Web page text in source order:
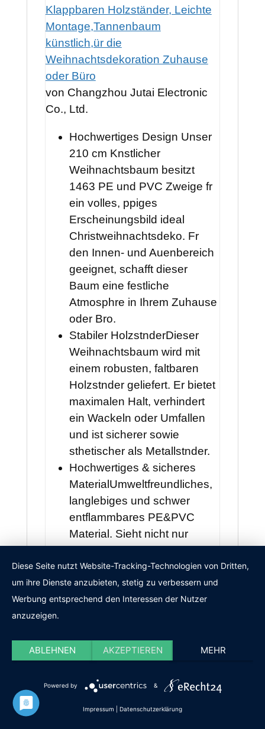
Klappbaren Holzständer, Leichte
Montage,Tannenbaum
künstlich,ür die
Weihnachtsdekoration Zuhause
oder Büro
von Changzhou Jutai Electronic
Co., Ltd.
Hochwertiges Design Unser
210 cm Knstlicher
Weihnachtsbaum besitzt
1463 PE und PVC Zweige fr
ein volles, ppiges
Erscheinungsbild ideal
Christweihnachtsdeko. Fr
den Innen- und Auenbereich
geeignet, schafft dieser
Baum eine festliche
Atmosphre in Ihrem Zuhause
oder Bro.
Stabiler HolzstnderDieser
Weihnachtsbaum wird mit
einem robusten, faltbaren
Holzstnder geliefert. Er bietet
maximalen Halt, verhindert
ein Wackeln oder Umfallen
und ist sicherer sowie
sthetischer als Metallstnder.
Hochwertiges & sicheres
MaterialUmweltfreundliches,
langlebiges und schwer
entflammbares PE&PVC
Material. Sieht nicht nur
tuschend echt und voll aus,
sondern ist auch
widerstandsfhiger und leicht
zu verstauen.
Zum Angebot ➤
Preis inkl. MwSt.,
Nr. 9
Diese Seite nutzt Website-Tracking-Technologien von Dritten,
um ihre Dienste anzubieten, stetig zu verbessern und
Werbung entsprechend den Interessen der Nutzer
anzuzeigen.
ABLEHNEN AKZEPTIEREN MEHR
Powered by &
Impressum Datenschutzerklärung